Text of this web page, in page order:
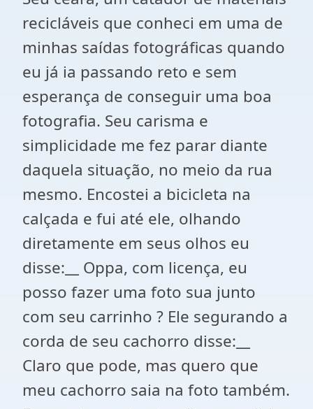
recicláveis que conheci em uma de
minhas saídas fotográficas quando
eu já ia passando reto e sem
esperança de conseguir uma boa
fotografia. Seu carisma e
simplicidade me fez parar diante
daquela situação, no meio da rua
mesmo. Encostei a bicicleta na
calçada e fui até ele, olhando
diretamente em seus olhos eu
disse:__ Oppa, com licença, eu
posso fazer uma foto sua junto
com seu carrinho ? Ele segurando a
corda de seu cachorro disse:__
Claro que pode, mas quero que
meu cachorro saia na foto também.